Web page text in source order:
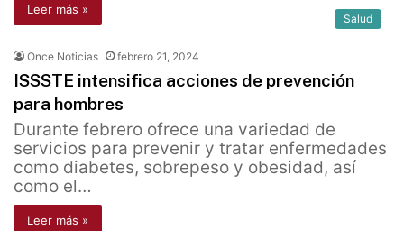
Leer más »
Salud
Once Noticias febrero 21, 2024
ISSSTE intensifica acciones de prevención
para hombres
Durante febrero ofrece una variedad de
servicios para prevenir y tratar enfermedades
como diabetes, sobrepeso y obesidad, así
como el…
Leer más »